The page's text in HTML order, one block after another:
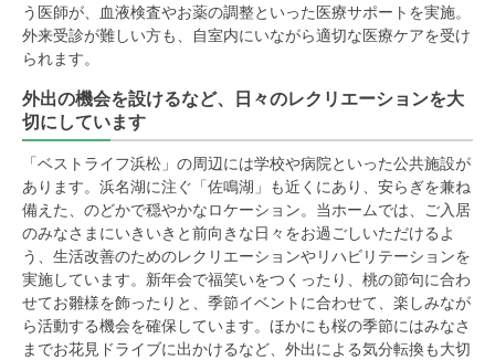
う医師が、血液検査やお薬の調整といった医療サポートを実施。
外来受診が難しい方も、自室内にいながら適切な医療ケアを受け
られます。
外出の機会を設けるなど、日々のレクリエーションを大
切にしています
「ベストライフ浜松」の周辺には学校や病院といった公共施設が
あります。浜名湖に注ぐ「佐鳴湖」も近くにあり、安らぎを兼ね
備えた、のどかで穏やかなロケーション。当ホームでは、ご入居
のみなさまにいきいきと前向きな日々をお過ごしいただけるよ
う、生活改善のためのレクリエーションやリハビリテーションを
実施しています。新年会で福笑いをつくったり、桃の節句に合わ
せてお雛様を飾ったりと、季節イベントに合わせて、楽しみなが
ら活動する機会を確保しています。ほかにも桜の季節にはみなさ
までお花見ドライブに出かけるなど、外出による気分転換も大切